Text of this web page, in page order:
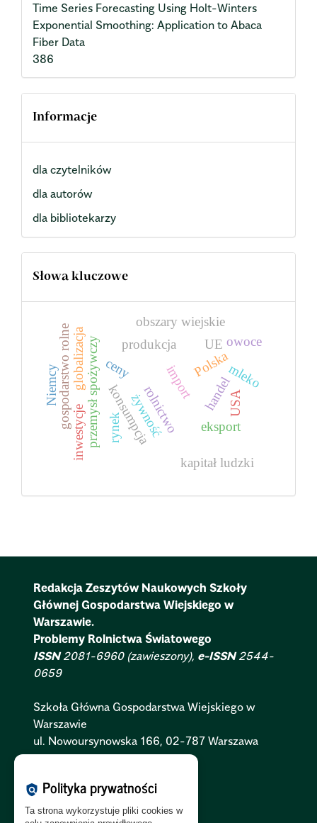
Time Series Forecasting Using Holt-Winters
Exponential Smoothing: Application to Abaca
Fiber Data
386
Informacje
dla czytelników
dla autorów
dla bibliotekarzy
Słowa kluczowe
rolnictwo eksport
import
produkcja
Polska
przemysł spożywczy
obszary wiejskie
globalizacja ceny
UE
gospodarstwo rolne konsumpcja handel
rynek żywność
kapitał ludzki
owoce
inwestycje
mleko
USA
Niemcy
Redakcja Zeszytów Naukowych Szkoły
Głównej Gospodarstwa Wiejskiego w
Warszawie.
Problemy Rolnictwa Światowego
ISSN2081-6960 (zawieszony), e-ISSN2544-
0659
Szkoła Główna Gospodarstwa Wiejskiego w
Warszawie
ul. Nowoursynowska 166, 02-787 Warszawa
Polityka Prywatności:PL
Polityka RODO:PL|EN
policy Polityka prywatności
Ta strona wykorzystuje pliki cookies w